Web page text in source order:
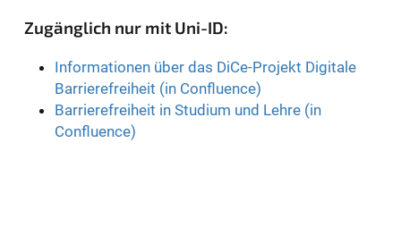
Zugänglich nur mit Uni-ID:
Informationen über das DiCe-Projekt Digitale
Barrierefreiheit (in Confluence)
Barrierefreiheit in Studium und Lehre (in
Confluence)